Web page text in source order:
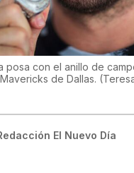
posa con el anillo de
de Dallas. (
El Nuevo Día